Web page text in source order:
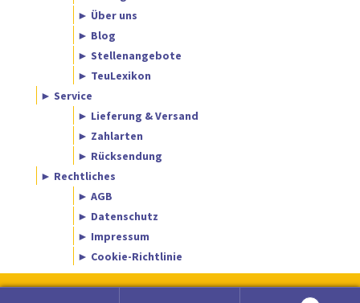
► Über uns
► Blog
► Stellenangebote
► TeuLexikon
► Service
► Lieferung & Versand
► Zahlarten
► Rücksendung
► Rechtliches
► AGB
► Datenschutz
► Impressum
► Cookie-Richtlinie